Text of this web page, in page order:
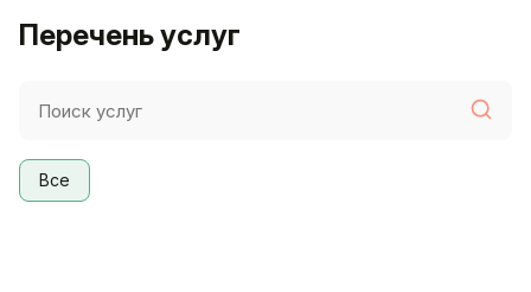
Перечень услуг
Все